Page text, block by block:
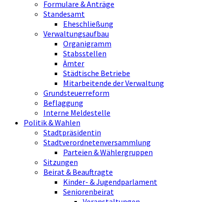
Formulare & Anträge
Standesamt
Eheschließung
Verwaltungsaufbau
Organigramm
Stabsstellen
Ämter
Städtische Betriebe
Mitarbeitende der Verwaltung
Grundsteuerreform
Beflaggung
Interne Meldestelle
Politik & Wahlen
Stadtpräsidentin
Stadtverordnetenversammlung
Parteien & Wählergruppen
Sitzungen
Beirat & Beauftragte
Kinder- & Jugendparlament
Seniorenbeirat